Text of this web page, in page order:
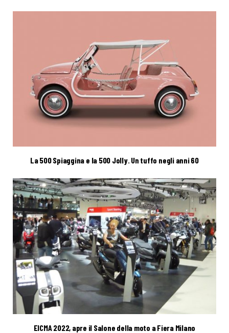
La 500 Spiaggina e la 500 Jolly. Un tuffo negli anni 60
EICMA 2022, apre il Salone della moto a Fiera Milano